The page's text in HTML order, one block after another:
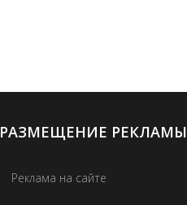
РАЗМЕЩЕНИЕ РЕКЛАМЫ
Реклама на сайте